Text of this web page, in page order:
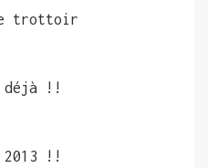
trottoir
déjà !!
2013 !!